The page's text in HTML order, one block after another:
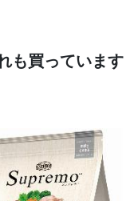
も買っています